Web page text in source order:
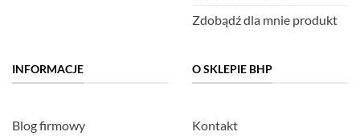
Zdobądź dla mnie produkt
INFORMACJE
Blog firmowy
O SKLEPIE BHP
Kontakt